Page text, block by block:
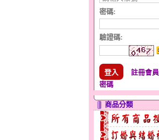
密碼:
驗證碼:
註冊會員
密碼
商品分類